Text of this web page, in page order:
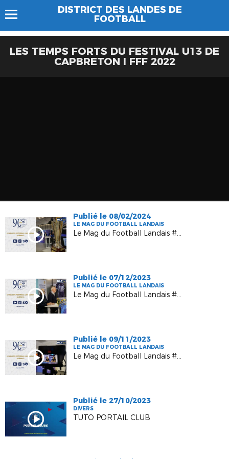
DISTRICT DES LANDES DE
FOOTBALL
LES TEMPS FORTS DU FESTIVAL U13 DE
CAPBRETON I FFF 2022
Publié le 08/02/2024
LE MAG DU FOOTBALL LANDAIS
Le Mag du Football Landais #6 - Saison 3
Publié le 07/12/2023
LE MAG DU FOOTBALL LANDAIS
Le Mag du Football Landais #4 - Saison 3
Publié le 09/11/2023
LE MAG DU FOOTBALL LANDAIS
Le Mag du Football Landais #3 - Saison 3
Publié le 27/10/2023
DIVERS
TUTO PORTAIL CLUB